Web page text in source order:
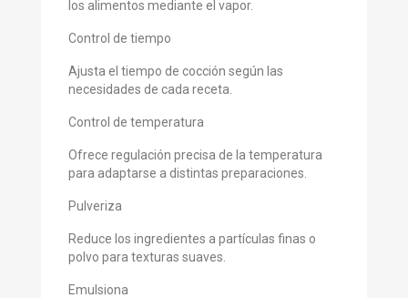
los alimentos mediante el vapor.
Control de tiempo
Ajusta el tiempo de cocción según las
necesidades de cada receta.
Control de temperatura
Ofrece regulación precisa de la temperatura
para adaptarse a distintas preparaciones.
Pulveriza
Reduce los ingredientes a partículas finas o
polvo para texturas suaves.
Emulsiona